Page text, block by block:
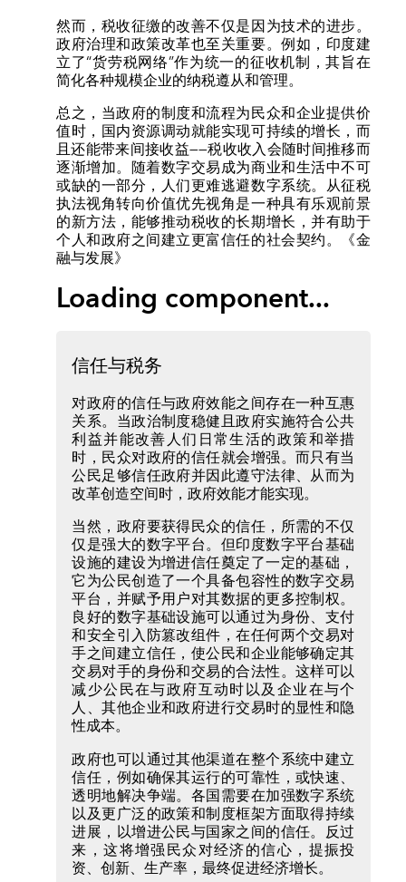
然而，税收征缴的改善不仅是因为技术的进步。
政府治理和政策改革也至关重要。例如，印度建
立了“货劳税网络”作为统一的征收机制，其旨在
简化各种规模企业的纳税遵从和管理。
总之，当政府的制度和流程为民众和企业提供价
值时，国内资源调动就能实现可持续的增长，而
且还能带来间接收益——税收收入会随时间推移而
逐渐增加。随着数字交易成为商业和生活中不可
或缺的一部分，人们更难逃避数字系统。从征税
执法视角转向价值优先视角是一种具有乐观前景
的新方法，能够推动税收的长期增长，并有助于
个人和政府之间建立更富信任的社会契约。 《金
融与发展》
Loading component...
信任与税务
对政府的信任与政府效能之间存在一种互惠
关系。当政治制度稳健且政府实施符合公共
利益并能改善人们日常生活的政策和举措
时，民众对政府的信任就会增强。而只有当
公民足够信任政府并因此遵守法律、从而为
改革创造空间时，政府效能才能实现。
当然，政府要获得民众的信任，所需的不仅
仅是强大的数字平台。但印度数字平台基础
设施的建设为增进信任奠定了一定的基础，
它为公民创造了一个具备包容性的数字交易
平台，并赋予用户对其数据的更多控制权。
良好的数字基础设施可以通过为身份、支付
和安全引入防篡改组件，在任何两个交易对
手之间建立信任，使公民和企业能够确定其
交易对手的身份和交易的合法性。这样可以
减少公民在与政府互动时以及企业在与个
人、其他企业和政府进行交易时的显性和隐
性成本。
政府也可以通过其他渠道在整个系统中建立
信任，例如确保其运行的可靠性，或快速、
透明地解决争端。各国需要在加强数字系统
以及更广泛的政策和制度框架方面取得持续
进展，以增进公民与国家之间的信任。反过
来，这将增强民众对经济的信心，提振投
资、创新、生产率，最终促进经济增长。